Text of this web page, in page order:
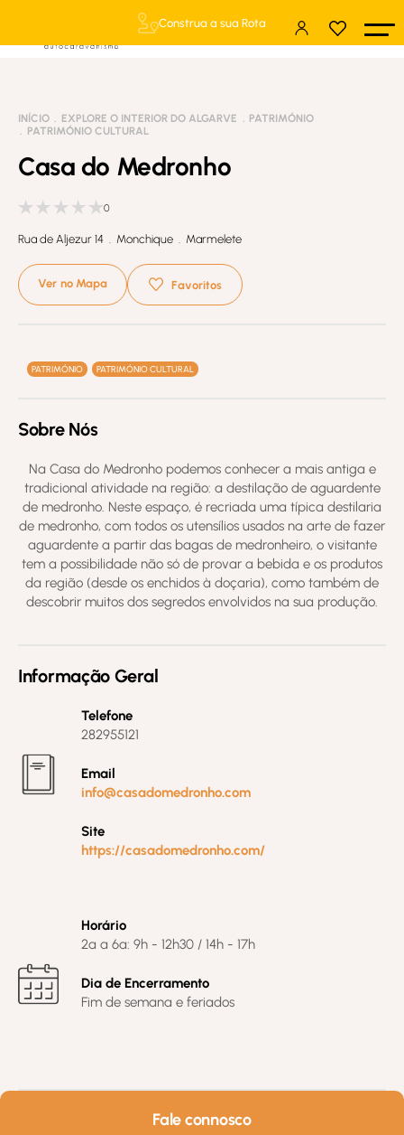
Construa a sua Rota
INÍCIO EXPLORE O INTERIOR DO ALGARVE
PATRIMÓNIO
PATRIMÓNIO CULTURAL
Casa do Medronho
0
Rua de Aljezur 14 . Monchique . Marmelete
Ver no Mapa Favoritos
PATRIMÓNIO PATRIMÓNIO CULTURAL
Sobre Nós
Na Casa do Medronho podemos conhecer a mais antiga e
tradicional atividade na região: a destilação de aguardente
de medronho. Neste espaço, é recriada uma típica destilaria
de medronho, com todos os utensílios usados na arte de fazer
aguardente a partir das bagas de medronheiro, o visitante
tem a possibilidade não só de provar a bebida e os produtos
da região (desde os enchidos à doçaria), como também de
descobrir muitos dos segredos envolvidos na sua produção.
Informação Geral
Telefone
282955121
Email
info@casadomedronho.com
Site
https://casadomedronho.com/
Horário
2ª a 6ª: 9h - 12h30 / 14h - 17h
Dia de Encerramento
Fim de semana e feriados
Fale connosco